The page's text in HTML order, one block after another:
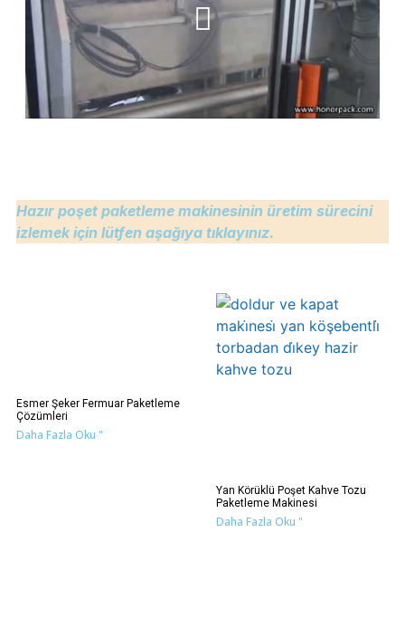
Hazır poşet paketleme makinesinin üretim sürecini
izlemek için lütfen aşağıya tıklayınız.
Esmer Şeker Fermuar Paketleme
Çözümleri
Daha Fazla Oku "
Yan Körüklü Poşet Kahve Tozu
Paketleme Makinesi
Daha Fazla Oku "